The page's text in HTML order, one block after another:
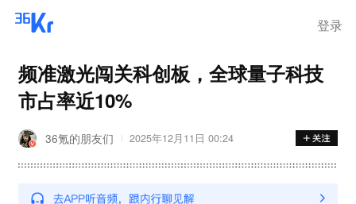
登录
频准激光闯关科创板，全球量子科技
市占率近10%
36氪的朋友们 2025年12月11日 00:24